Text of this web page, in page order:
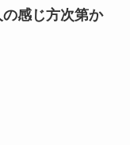
の感じ方次第か